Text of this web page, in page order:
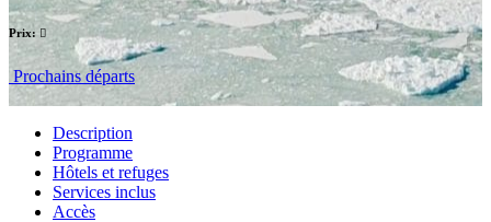
Prix:
Prochains départs
Description
Programme
Hôtels et refuges
Services inclus
Accès